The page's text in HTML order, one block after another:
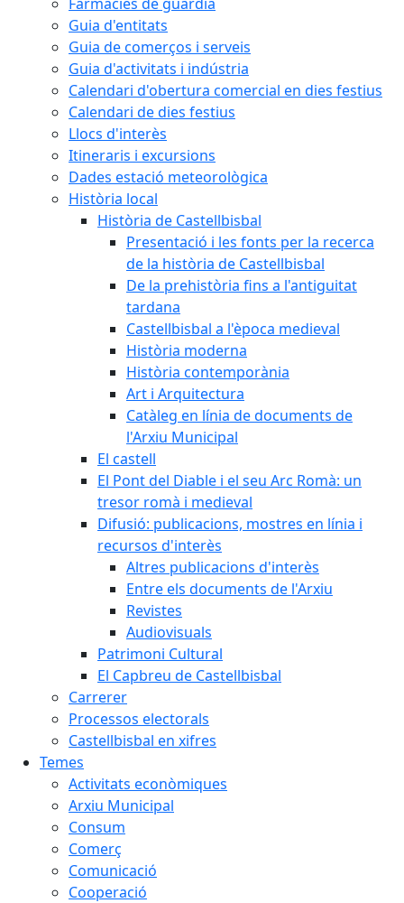
Guia d'entitats
Guia de comerços i serveis
Guia d'activitats i indústria
Calendari d'obertura comercial en dies festius
Calendari de dies festius
Llocs d'interès
Itineraris i excursions
Dades estació meteorològica
Història local
Història de Castellbisbal
Presentació i les fonts per la recerca
de la història de Castellbisbal
De la prehistòria fins a l'antiguitat
tardana
Castellbisbal a l'època medieval
Història moderna
Història contemporània
Art i Arquitectura
Catàleg en línia de documents de
l'Arxiu Municipal
El castell
El Pont del Diable i el seu Arc Romà: un
tresor romà i medieval
Difusió: publicacions, mostres en línia i
recursos d'interès
Altres publicacions d'interès
Entre els documents de l'Arxiu
Revistes
Audiovisuals
Patrimoni Cultural
El Capbreu de Castellbisbal
Carrerer
Processos electorals
Castellbisbal en xifres
Temes
Activitats econòmiques
Arxiu Municipal
Consum
Comerç
Comunicació
Cooperació